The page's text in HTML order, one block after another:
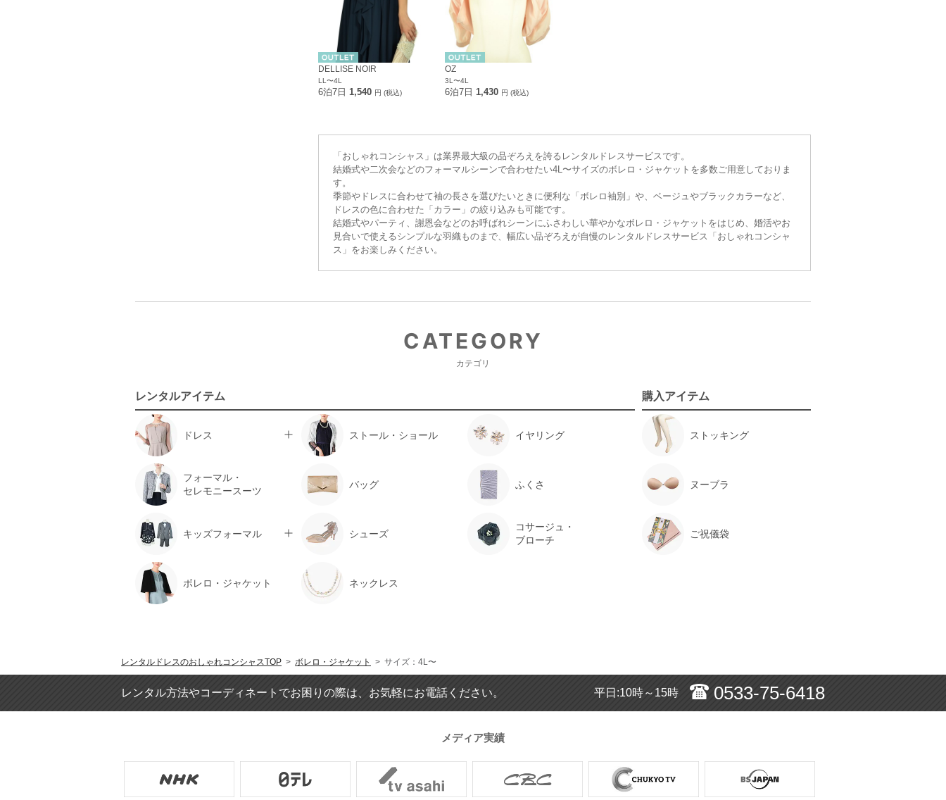
DELLISE NOIR
LL〜4L
6泊7日 1,540 円 (税込)
OZ
3L〜4L
6泊7日 1,430 円 (税込)
「おしゃれコンシャス」は業界最大級の品ぞろえを誇るレンタルドレスサービスです。
結婚式や二次会などのフォーマルシーンで合わせたい4L〜サイズのボレロ・ジャケットを多数ご用意しておりま
す。
季節やドレスに合わせて袖の長さを選びたいときに便利な「ボレロ袖別」や、ベージュやブラックカラーなど、
ドレスの色に合わせた「カラー」の絞り込みも可能です。
結婚式やパーティ、謝恩会などのお呼ばれシーンにふさわしい華やかなボレロ・ジャケットをはじめ、婚活やお
見合いで使えるシンプルな羽織ものまで、幅広い品ぞろえが自慢のレンタルドレスサービス「おしゃれコンシャ
ス」をお楽しみください。
CATEGORY
カテゴリ
レンタルアイテム
ドレス ストール・ショール イヤリング
フォーマル・
セレモニースーツ
バッグ ふくさ
キッズフォーマル シューズ
コサージュ・
ブローチ
ボレロ・ジャケット ネックレス
購入アイテム
ストッキング
ヌーブラ
ご祝儀袋
レンタルドレスのおしゃれコンシャスTOP > ボレロ・ジャケット > サイズ：4L〜
レンタル方法やコーディネートでお困りの際は、お気軽にお電話ください。 平日:10時～15時 0533-75-6418
メディア実績